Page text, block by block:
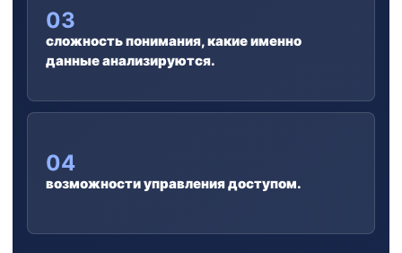
03
сложность понимания, какие именно
данные анализируются.
04
возможности управления доступом.